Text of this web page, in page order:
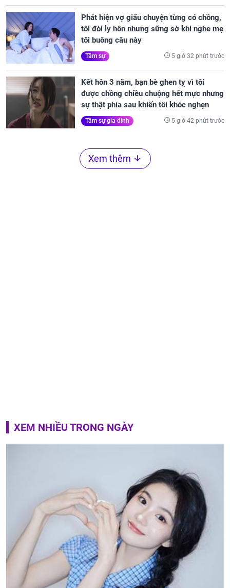
Phát hiện vợ giấu chuyện từng có chồng,
tôi đòi ly hôn nhưng sững sờ khi nghe mẹ
tôi buông câu này
Tâm sự 5 giờ 32 phút trước
Kết hôn 3 năm, bạn bè ghen tỵ vì tôi
được chồng chiều chuộng hết mực nhưng
sự thật phía sau khiến tôi khóc nghẹn
Tâm sự gia đình 5 giờ 42 phút trước
Xem thêm
XEM NHIỀU TRONG NGÀY